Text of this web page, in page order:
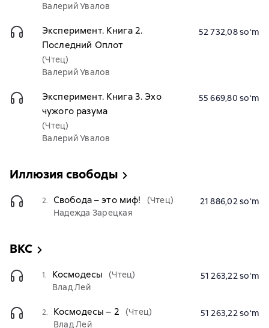
Валерий Увалов
Эксперимент. Книга 2.
Последний Оплот
(Чтец)
Валерий Увалов
52 732,08 soʻm
Эксперимент. Книга 3. Эхо
чужого разума
(Чтец)
Валерий Увалов
55 669,80 soʻm
Иллюзия свободы
2. Свобода – это миф!
(Чтец)
Надежда Зарецкая
21 886,02 soʻm
ВКС
1. Космодесы
(Чтец)
Влад Лей
51 263,22 soʻm
2. Космодесы – 2
(Чтец)
Влад Лей
51 263,22 soʻm